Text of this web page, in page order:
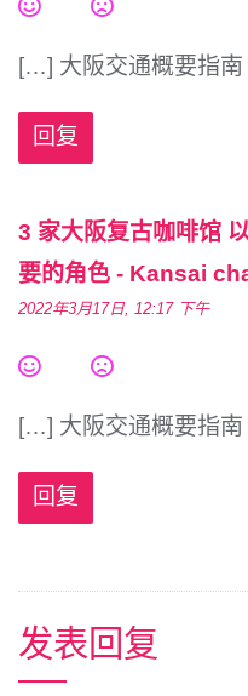
[…] 大阪交通概要指
回复
3 家大阪复古咖啡馆
要的角色 - Kansai
2022年3月17日, 12:17 下午
[…] 大阪交通概要指
回复
发表回复